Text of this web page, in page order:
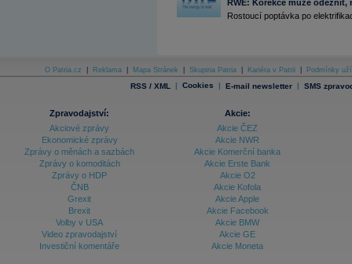
Archiv - Souhrnné zprávy o vývoji ČR
Archiv - Vývoj české koruny
Archiv analýz - Makroukazatele
Cenové indexy
Cenový kalkulátor
Ceny průmyslových výrobců - Data a prognózy
Ceny průmyslových výrobců - Graf (ČR)
Ceny průmyslových výrobců - Kalendář (ČR)
Ceny průmyslových výrobců - Zpravodajství
CORPORATE WEB SOLUTION
DATA EXPORT
RWE: Korekce může
Rostoucí poptávka po
O Patria.cz Reklama Mapa Stránek Skupina Patria Kariéra v Patrii Podmínky
RSS / XML | Cookies | E-mail newsletter | SMS
Zpravodajství:
Akciové zprávy
Ekonomické zprávy
Zprávy o měnách a sazbách
Zprávy o komoditách
Zprávy o HDP
ČNB
Grexit
Brexit
Volby v USA
Video zpravodajství
Investiční komentáře
Akcie:
Akcie ČEZ
Akcie NWR
Akcie Komerční banka
Akcie Erste Bank
Akcie O2
Akcie Kofola
Akcie Apple
Akcie Facebook
Akcie BMW
Akcie GE
Akcie Moneta